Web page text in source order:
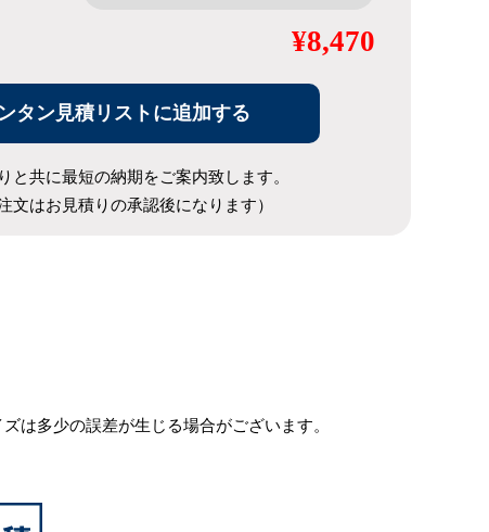
¥8,470
タン見積リストに追加する
と共に最短の納期をご案内致します。
文はお見積りの承認後になります）
は多少の誤差が生じる場合がございます。